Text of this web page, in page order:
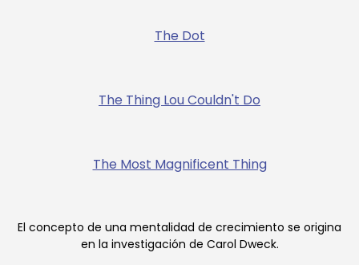
The Dot
The Thing Lou Couldn't Do
The Most Magnificent Thing
El concepto de una mentalidad de crecimiento se origina
en la investigación de Carol Dweck.